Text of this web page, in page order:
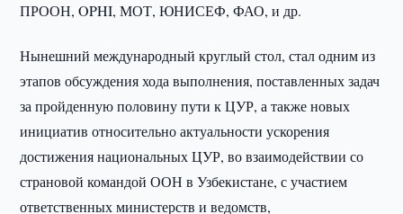
ПРООН, OPHI, МОТ, ЮНИСЕФ, ФАО, и др.
Нынешний международный круглый стол, стал одним из
этапов обсуждения хода выполнения, поставленных задач
за пройденную половину пути к ЦУР, а также новых
инициатив относительно актуальности ускорения
достижения национальных ЦУР, во взаимодействии со
страновой командой ООН в Узбекистане, с участием
ответственных министерств и ведомств,